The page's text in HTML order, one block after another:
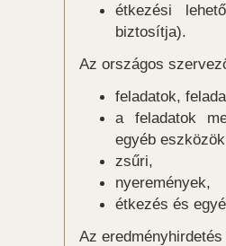
étkezési
biztosítja).
Az országos
feladatok,
a feladatok
egyéb
zsűri,
nyeremények,
étkezés és
Az